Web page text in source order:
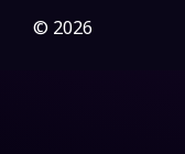
© 2026